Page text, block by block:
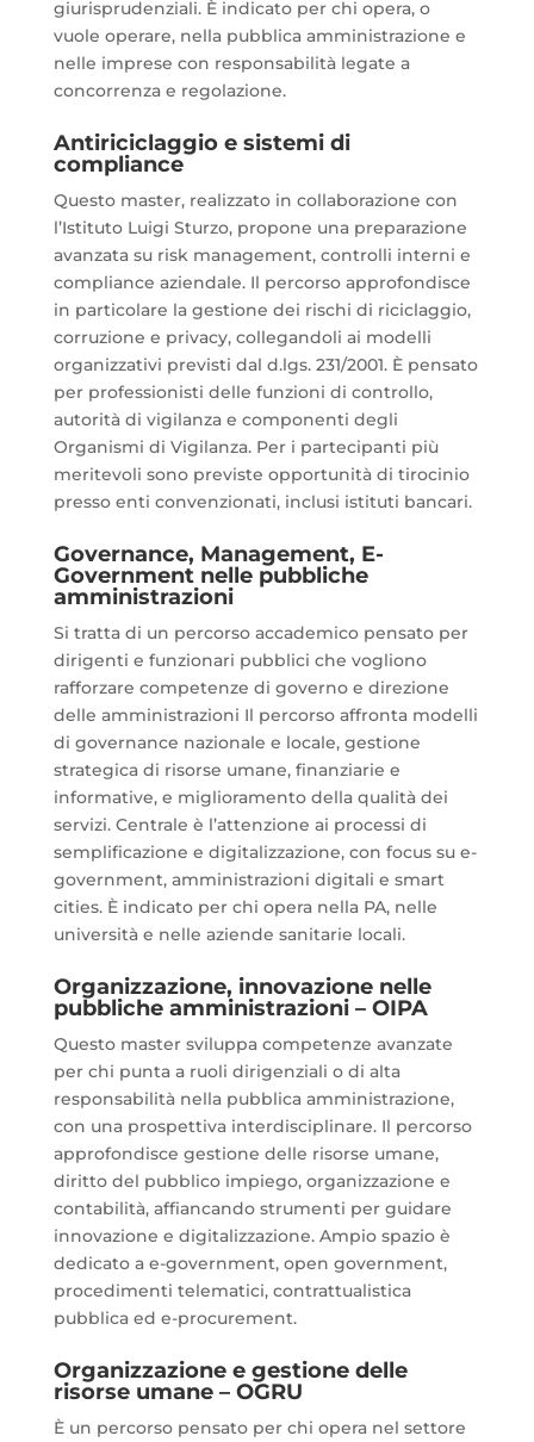
giurisprudenziali. È indicato per chi opera, o
vuole operare, nella pubblica amministrazione e
nelle imprese con responsabilità legate a
concorrenza e regolazione.
Antiriciclaggio e sistemi di
compliance
Questo master, realizzato in collaborazione con
l’Istituto Luigi Sturzo, propone una preparazione
avanzata su risk management, controlli interni e
compliance aziendale. Il percorso approfondisce
in particolare la gestione dei rischi di riciclaggio,
corruzione e privacy, collegandoli ai modelli
organizzativi previsti dal d.lgs. 231/2001. È pensato
per professionisti delle funzioni di controllo,
autorità di vigilanza e componenti degli
Organismi di Vigilanza. Per i partecipanti più
meritevoli sono previste opportunità di tirocinio
presso enti convenzionati, inclusi istituti bancari.
Governance, Management, E-
Government nelle pubbliche
amministrazioni
Si tratta di un percorso accademico pensato per
dirigenti e funzionari pubblici che vogliono
rafforzare competenze di governo e direzione
delle amministrazioni Il percorso affronta modelli
di governance nazionale e locale, gestione
strategica di risorse umane, finanziarie e
informative, e miglioramento della qualità dei
servizi. Centrale è l’attenzione ai processi di
semplificazione e digitalizzazione, con focus su e-
government, amministrazioni digitali e smart
cities. È indicato per chi opera nella PA, nelle
università e nelle aziende sanitarie locali.
Organizzazione, innovazione nelle
pubbliche amministrazioni – OIPA
Questo master sviluppa competenze avanzate
per chi punta a ruoli dirigenziali o di alta
responsabilità nella pubblica amministrazione,
con una prospettiva interdisciplinare. Il percorso
approfondisce gestione delle risorse umane,
diritto del pubblico impiego, organizzazione e
contabilità, affiancando strumenti per guidare
innovazione e digitalizzazione. Ampio spazio è
dedicato a e-government, open government,
procedimenti telematici, contrattualistica
pubblica ed e-procurement.
Organizzazione e gestione delle
risorse umane – OGRU
È un percorso pensato per chi opera nel settore